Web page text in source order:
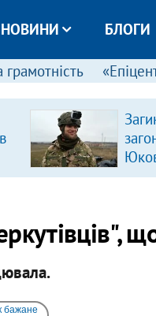
НОВИНИ БЛОГИ
бажане